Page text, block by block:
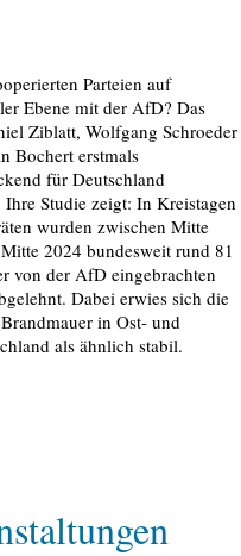
Parteien auf
Ebene mit der AfD? Das
Ziblatt, Wolfgang Schroeder
Bochert erstmals
für Deutschland
Ihre Studie zeigt: In Kreistagen
wurden zwischen Mitte
2024 bundesweit rund 81
von der AfD eingebrachten
Dabei erwies sich die
in Ost- und
als ähnlich stabil.